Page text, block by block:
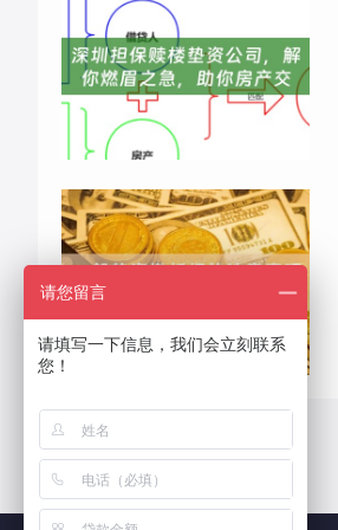
请您留言
请填写一下信息，我们会立刻联系
您！